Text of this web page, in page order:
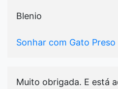
Blenio
Sonhar com Gato Preso
Muito obrigada. E está